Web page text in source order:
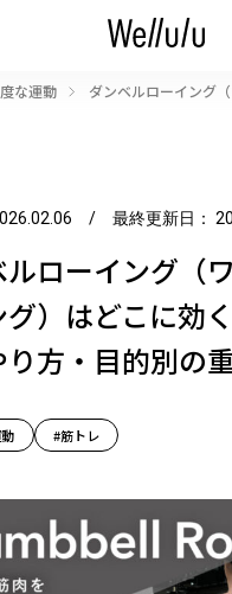
な運動 ダンベルローイング
/ 最終更新日：
ローイング（
グ）はどこに効
り方・目的別の
#筋トレ